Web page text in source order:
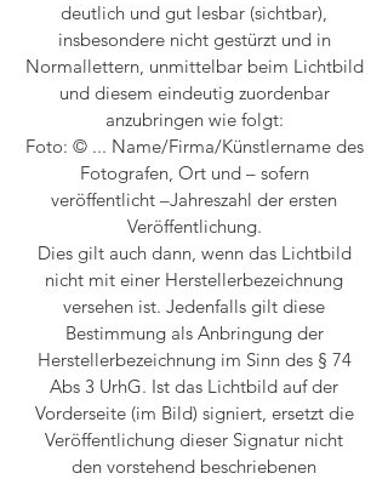
deutlich und gut lesbar (sichtbar),
insbesondere nicht gestürzt und in
Normallettern, unmittelbar beim Lichtbild
und diesem eindeutig zuordenbar
anzubringen wie folgt:
Foto: © ... Name/Firma/Künstlername des
Fotografen, Ort und – sofern
veröffentlicht –Jahreszahl der ersten
Veröffentlichung.
Dies gilt auch dann, wenn das Lichtbild
nicht mit einer Herstellerbezeichnung
versehen ist. Jedenfalls gilt diese
Bestimmung als Anbringung der
Herstellerbezeichnung im Sinn des § 74
Abs 3 UrhG. Ist das Lichtbild auf der
Vorderseite (im Bild) signiert, ersetzt die
Veröffentlichung dieser Signatur nicht
den vorstehend beschriebenen